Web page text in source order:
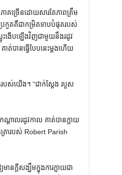
គច្រើនដោយសារតែភាពត្រឹម
រកួតគឺជាកម្រិតទាបបំផុតរបស់
ងើបឡើងវិញជាមួយនឹងរដូវ
បានធ្វើបែបនេះម្តងហើយ
បស់​យើង​។ “ជាក់ស្តែង របួស
តាលរដូវកាល គាត់បានក្លាយ
ត្រារបស់ Robert Parish
ក្តីសង្ឃឹមក្នុងការក្លាយជា